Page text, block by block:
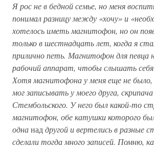
Я рос не в бедной семье, но меня
понимал разницу между «хочу» и
хотелось иметь магнитофон, но он
только в шестнадцать лет, когда я
прилично петь. Магнитофон для певца
рабочий аппарат, чтобы слышать
Хотя магнитофона у меня еще не было,
мог записывать у моего друга,
Стембольского. У него был какой-то
магнитофон, обе катушки которого
однанаддругой и вертелись в разные
сделали тогда много записей. Помню,